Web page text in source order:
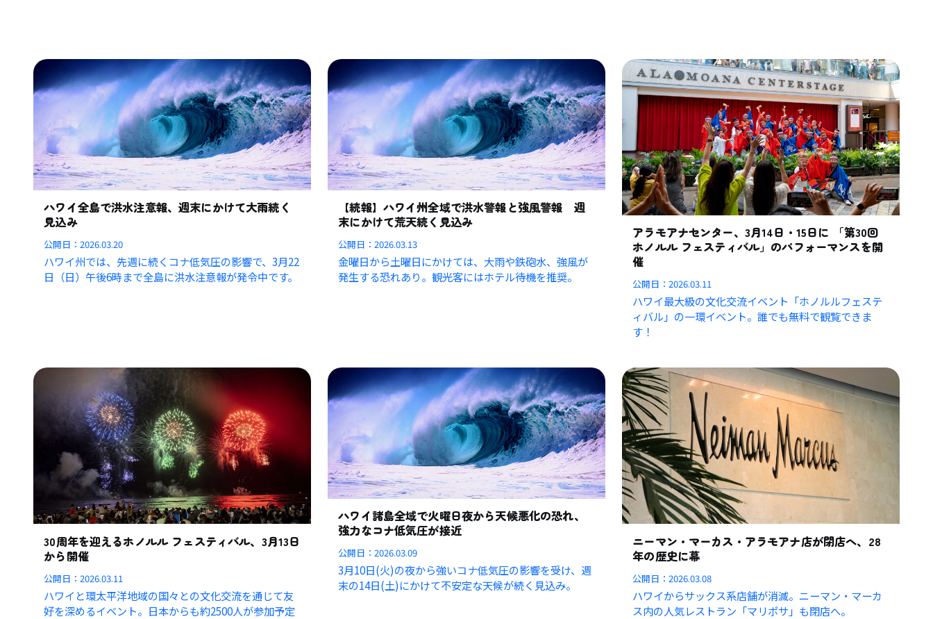
ハワイ全島で洪水注意報、週末にかけて大雨続く
見込み
公開日：2026.03.20
ハワイ州では、先週に続くコナ低気圧の影響で、3月22
日（日）午後6時まで全島に洪水注意報が発令中です。
【続報】ハワイ州全域で洪水警報と強風警報 週
末にかけて荒天続く見込み
公開日：2026.03.13
金曜日から土曜日にかけては、大雨や鉄砲水、強風が
発生する恐れあり。観光客にはホテル待機を推奨。
アラモアナセンター、3月14日・15日に 「第30回
ホノルル フェスティバル」のパフォーマンスを開
催
公開日：2026.03.11
ハワイ最大級の文化交流イベント「ホノルルフェステ
ィバル」の一環イベント。誰でも無料で観覧できま
す！
30周年を迎えるホノルル フェスティバル、3月13日
から開催
公開日：2026.03.11
ハワイと環太平洋地域の国々との文化交流を通じて友
好を深めるイベント。日本からも約2500人が参加予定
ハワイ諸島全域で火曜日夜から天候悪化の恐れ、
強力なコナ低気圧が接近
公開日：2026.03.09
3月10日(火)の夜から強いコナ低気圧の影響を受け、週
末の14日(土)にかけて不安定な天候が続く見込み。
ニーマン・マーカス・アラモアナ店が閉店へ、28
年の歴史に幕
公開日：2026.03.08
ハワイからサックス系店舗が消滅。ニーマン・マーカ
ス内の人気レストラン「マリポサ」も閉店へ。